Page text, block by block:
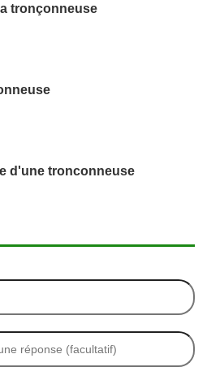
tronçonneuse
d'une tronconneuse